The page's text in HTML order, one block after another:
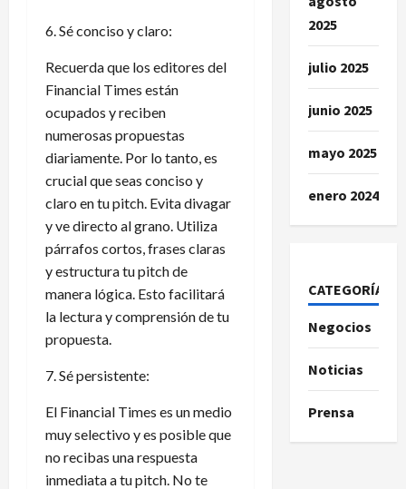
6. Sé conciso y claro:
Recuerda que los editores del
Financial Times están
ocupados y reciben
numerosas propuestas
diariamente. Por lo tanto, es
crucial que seas conciso y
claro en tu pitch. Evita divagar
y ve directo al grano. Utiliza
párrafos cortos, frases claras
y estructura tu pitch de
manera lógica. Esto facilitará
la lectura y comprensión de tu
propuesta.
7. Sé persistente:
El Financial Times es un medio
muy selectivo y es posible que
no recibas una respuesta
inmediata a tu pitch. No te
2025
julio 2025
junio 2025
mayo 2025
enero 2024
CATEGORÍAS
Negocios
Noticias
Prensa